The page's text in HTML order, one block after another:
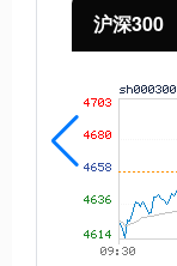
北证50